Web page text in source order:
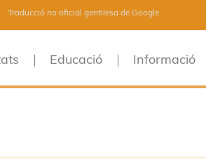
Traducció no oficial gentilesa de Google
Educació Informació